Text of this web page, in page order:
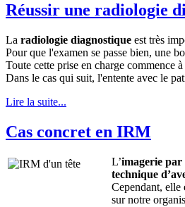
Réussir une radiologie
La radiologie diagnostique est très
Pour que l'examen se passe bien, une
Toute cette prise en charge commence
Dans le cas qui suit, l'entente avec le
Lire la suite...
Cas concret en IRM
L’imagerie par
technique
Cependant, elle
sur notre